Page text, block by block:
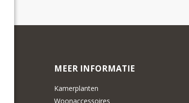
MEER INFORMATIE
Kamerplanten
Woonaccessoires